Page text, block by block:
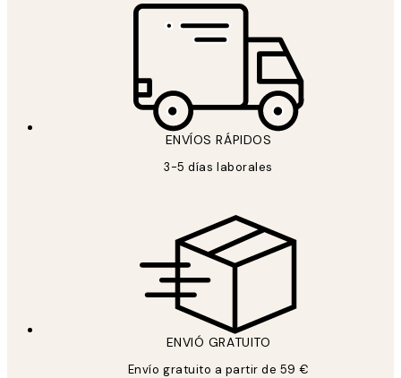
ENVÍOS RÁPIDOS
3-5 días laborales
ENVIÓ GRATUITO
Envío gratuito a partir de 59 €